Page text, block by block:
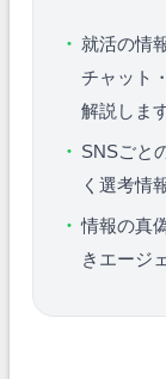
就活の情
チャット
解説しま
SNSごと
く選考情
情報の真
きエージ